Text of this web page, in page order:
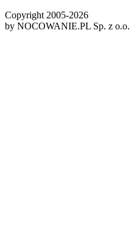
Copyright 2005-2026
by NOCOWANIE.PL Sp. z o.o.